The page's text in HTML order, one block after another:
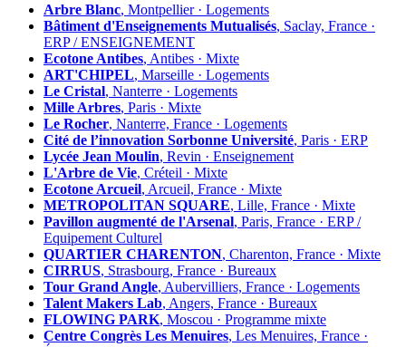
Arbre Blanc, Montpellier · Logements
Bâtiment d'Enseignements Mutualisés, Saclay, France ·
ERP / ENSEIGNEMENT
Ecotone Antibes, Antibes · Mixte
ART'CHIPEL, Marseille · Logements
Le Cristal, Nanterre · Logements
Mille Arbres, Paris · Mixte
Le Rocher, Nanterre, France · Logements
Cité de l’innovation Sorbonne Université, Paris · ERP
Lycée Jean Moulin, Revin · Enseignement
L'Arbre de Vie, Créteil · Mixte
Ecotone Arcueil, Arcueil, France · Mixte
METROPOLITAN SQUARE, Lille, France · Mixte
Pavillon augmenté de l'Arsenal, Paris, France · ERP /
Equipement Culturel
QUARTIER CHARENTON, Charenton, France · Mixte
CIRRUS, Strasbourg, France · Bureaux
Tour Grand Angle, Aubervilliers, France · Logements
Talent Makers Lab, Angers, France · Bureaux
FLOWING PARK, Moscou · Programme mixte
Centre Congrès Les Menuires, Les Menuires, France ·